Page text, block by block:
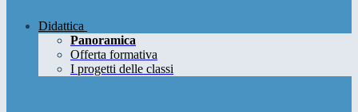
Didattica
Panoramica
Offerta formativa
I progetti delle classi